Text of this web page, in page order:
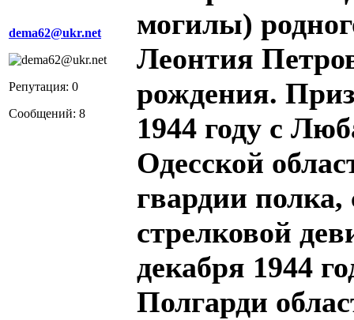
dema62@ukr.net
Репутация: 0
Сообщений: 8
могилы)
Леонтия
рождения.
1944 году с
Одесской
гвардии полка,
стрелковой
декабря 1944
Полгарди